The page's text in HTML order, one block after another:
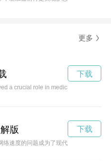
更多
a crucial role in medical research for
下载
版
络速度的问题成为了现代人生活中的一
下载